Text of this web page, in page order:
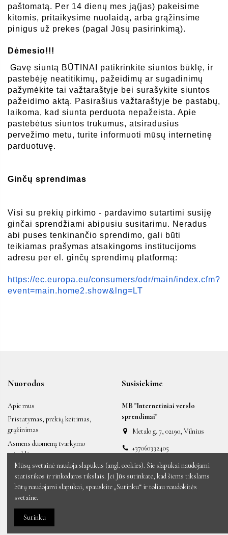
paštomatą. Per 14 dienų mes ją(jas) pakeisime
kitomis, pritaikysime nuolaidą, arba grąžinsime
pinigus už prekes (pagal Jūsų pasirinkimą).
Dėmesio!!!
Gavę siuntą BŪTINAI patikrinkite siuntos būklę, ir
pastebėję neatitikimų, pažeidimų ar sugadinimų
pažymėkite tai važtaraštyje bei surašykite siuntos
pažeidimo aktą. Pasirašius važtaraštyje be pastabų,
laikoma, kad siunta perduota nepažeista. Apie
pastebėtus siuntos trūkumus, atsiradusius
pervežimo metu, turite informuoti mūsų internetinę
parduotuvę.
Ginčų sprendimas
Visi su prekių pirkimo - pardavimo sutartimi susiję
ginčai sprendžiami abipusiu susitarimu. Neradus
abi puses tenkinančio sprendimo, gali būti
teikiamas prašymas atsakingoms institucijoms
adresu per el. ginčų sprendimų platformą:
https://ec.europa.eu/consumers/odr/main/index.cfm?
event=main.home2.show&lng=LT
Nuorodos
Apie mus
Pristatymas, prekių keitimas,
grąžinimas
Asmens duomenų tvarkymo
taisyklės
Taisyklės ir sąlygos
Naujos prekės
Sumažinta kaina
Perkamiausios prekės
Susisiekime
MB "Internetiniai verslo
sprendimai"
Metalo g. 7, 02190, Vilnius
+37060332405
labas@auksiniai.lt
Mūsų svetainė naudoja slapukus (angl. cookies). Šie slapukai naudojami
statistikos ir rinkodaros tikslais. Jei Jūs sutinkate, kad šiems tikslams
būtų naudojami slapukai, spauskite „Sutinku“ ir toliau naudokitės
svetaine.
Sutinku